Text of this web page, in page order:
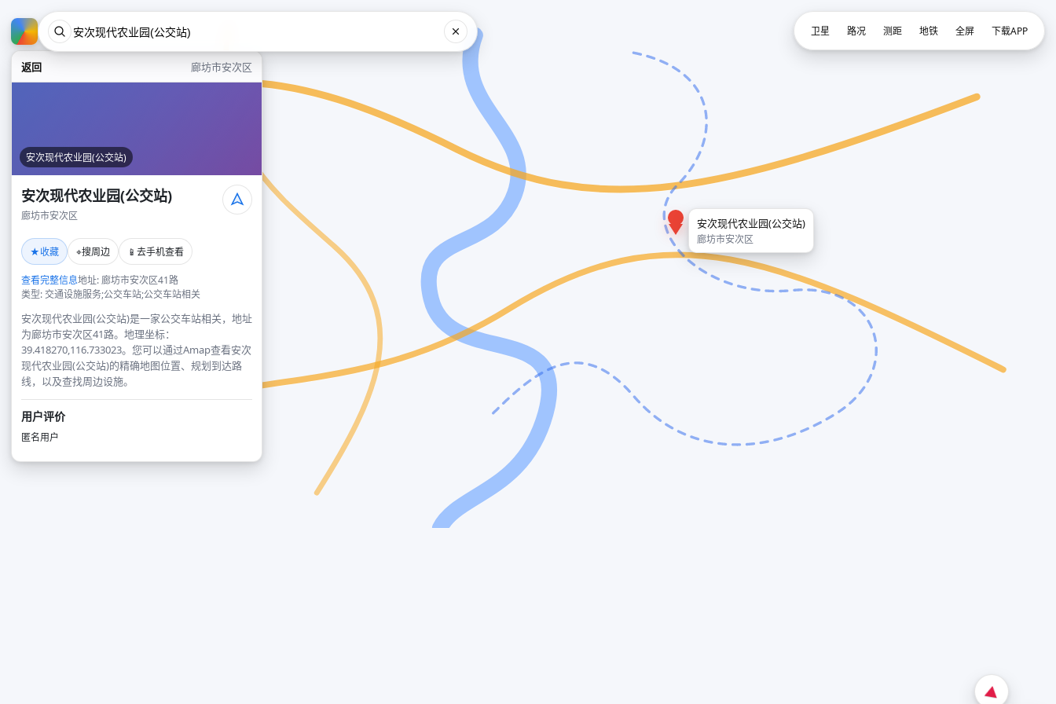
返回 廊坊市安次区
安次现代农业园(公交站)
安次现代农业园(公交站)
廊坊市安次区
★收藏 ⌖搜周边 📱 去手机查看
查看完整信息地址: 廊坊市安次区41路
类型: 交通设施服务;公交车站;公交车站相关
安次现代农业园(公交站)是一家公交车站相关，地址
为廊坊市安次区41路。地理坐标：
39.418270,116.733023。您可以通过Amap查看安次
现代农业园(公交站)的精确地图位置、规划到达路
线，以及查找周边设施。
用户评价
匿名用户
安次现代农业园(公交站)
廊坊市安次区
卫星 路况 测距 地铁 全屏 下载APP